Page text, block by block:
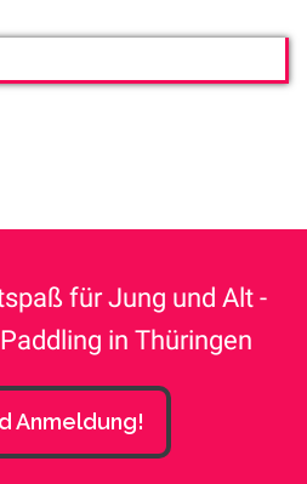
für Jung und Alt -
in Thüringen
Anmeldung!